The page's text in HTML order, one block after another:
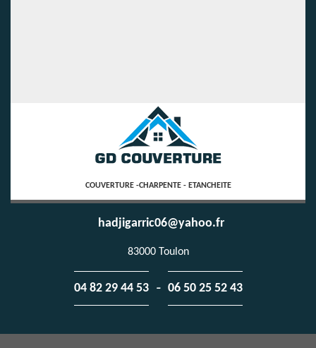
COUVERTURE -CHARPENTE - ETANCHEITE
hadjigarric06@yahoo.fr
83000 Toulon
04 82 29 44 53 - 06 50 25 52 43